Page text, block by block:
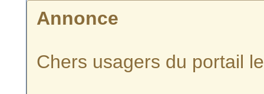
Annonce
Chers usagers du portail